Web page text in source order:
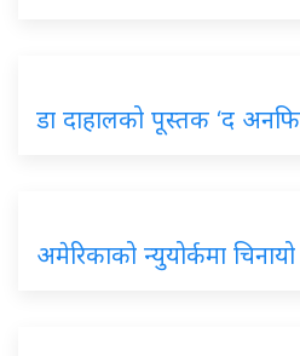
डा दाहालको पूस्तक ‘द
अमेरिकाको न्युयोर्कमा